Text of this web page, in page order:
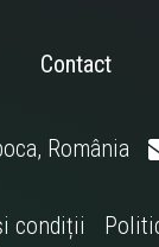
Contact
România
condiții